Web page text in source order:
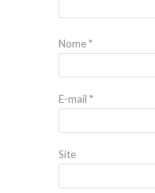
Nome*
E-mail *
Site